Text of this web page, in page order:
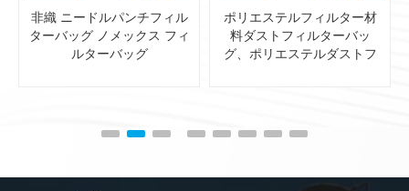
ポリエステルフィルター材
料ダストフィルターバッ
グ、ポリエステルダストフ
ポリエステルブレンディン
グ帯電防止 集塵システム用
フィルターバッグ